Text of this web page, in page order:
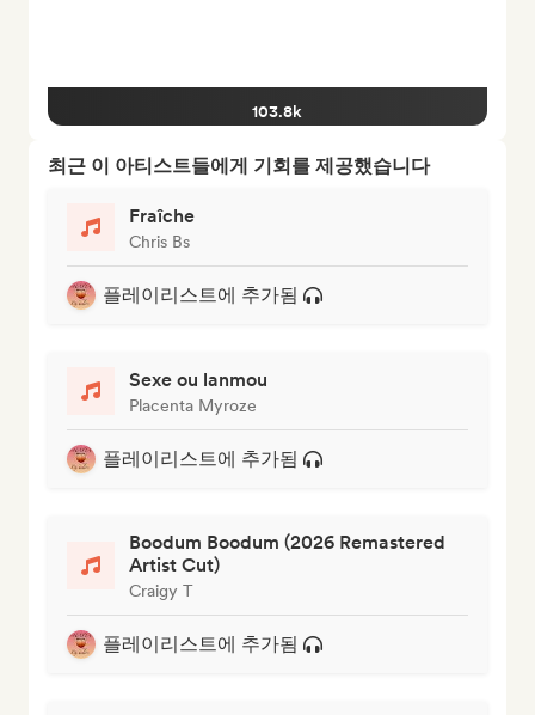
103.8k
최근 이 아티스트들에게 기회를 제공했습니다
Fraîche
Chris Bs
플레이리스트에 추가됨
Sexe ou lanmou
Placenta Myroze
플레이리스트에 추가됨
Boodum Boodum (2026 Remastered
Artist Cut)
Craigy T
플레이리스트에 추가됨